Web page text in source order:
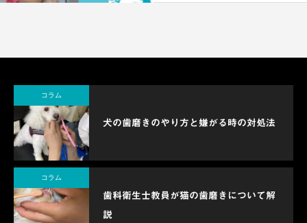
コラム
犬の歯磨きのやり方と嫌がる時の対処法
コラム
歯科衛生士教員が猫の歯磨きについて解
説